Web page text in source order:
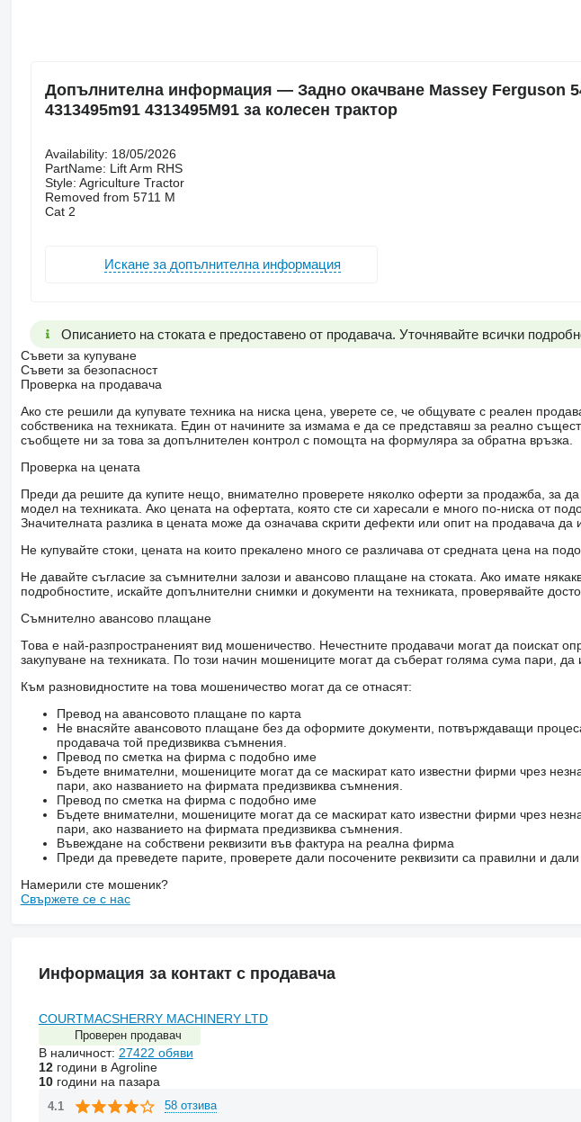
Допълнителна информация — Задно окачване Massey Ferguson
4313495m91 4313495M91 за колесен трактор
Availability: 18/05/2026
PartName: Lift Arm RHS
Style: Agriculture Tractor
Removed from 5711 M
Cat 2
Искане за допълнителна информация
Описанието на стоката е предоставено от продавача. Уточнявайте всички
Съвети за купуване
Съвети за безопасност
Проверка на продавача
Ако сте решили да купувате техника на ниска цена, уверете се, че общувате с реален
собственика на техниката. Един от начините за измама е да се представяш за реално
съобщете ни за това за допълнителен контрол с помощта на формуляра за обратна връзка.
Проверка на цената
Преди да решите да купите нещо, внимателно проверете няколко оферти за продажба, за да
модел на техниката. Ако цената на офертата, която сте си харесали е много по-ниска от
Значителната разлика в цената може да означава скрити дефекти или опит на продавача да
Не купувайте стоки, цената на които прекалено много се различава от средната цена на
Не давайте съгласие за съмнителни залози и авансово плащане на стоката. Ако имате
подробностите, искайте допълнителни снимки и документи на техниката, проверявайте
Съмнително авансово плащане
Това е най-разпространеният вид мошеничество. Нечестните продавачи могат да поискат
закупуване на техниката. По този начин мошениците могат да съберат голяма сума пари, да
Към разновидностите на това мошеничество могат да се отнасят:
Превод на авансовото плащане по карта
Не внасяйте авансовото плащане без да оформите документи, потвърждаващи
продавача той предизвиква съмнения.
Превод по сметка на фирма с подобно име
Бъдете внимателни, мошениците могат да се маскират като известни фирми чрез
пари, ако названието на фирмата предизвиква съмнения.
Превод по сметка на фирма с подобно име
Бъдете внимателни, мошениците могат да се маскират като известни фирми чрез
пари, ако названието на фирмата предизвиква съмнения.
Въвеждане на собствени реквизити във фактура на реална фирма
Преди да преведете парите, проверете дали посочените реквизити са правилни и
Намерили сте мошеник?
Свържете се с нас
Информация за контакт с продавача
COURTMACSHERRY MACHINERY LTD
Проверен продавач
В наличност: 27422 обяви
12години в Agroline
10години на пазара
4.1 58 отзива